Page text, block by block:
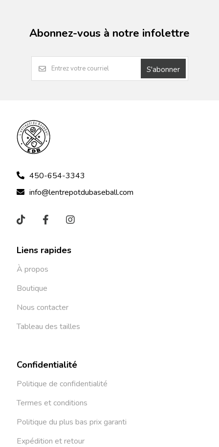
Abonnez-vous à notre infolettre
S'abonner
450-654-3343
info@lentrepotdubaseball.com
Liens rapides
À propos
Boutique
Nous contacter
Tableau des tailles
Confidentialité
Politique de confidentialité
Termes et conditions
Politique du plus bas prix garanti
Expédition et retour